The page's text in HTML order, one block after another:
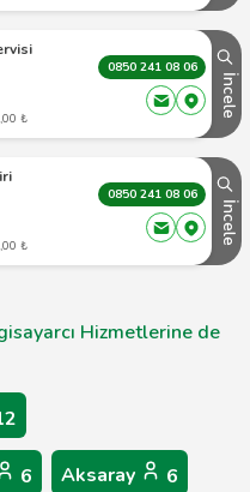
₺
0850 241 08 06
İncele
₺
0850 241 08 06
İncele
Hizmetlerine de
6 Aksaray 6